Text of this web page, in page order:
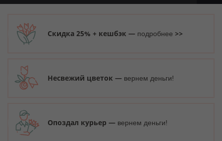
Скидка 25% + кешбэк — подробнее >>
Несвежий цветок — вернем деньги!
Опоздал курьер — вернем деньги!